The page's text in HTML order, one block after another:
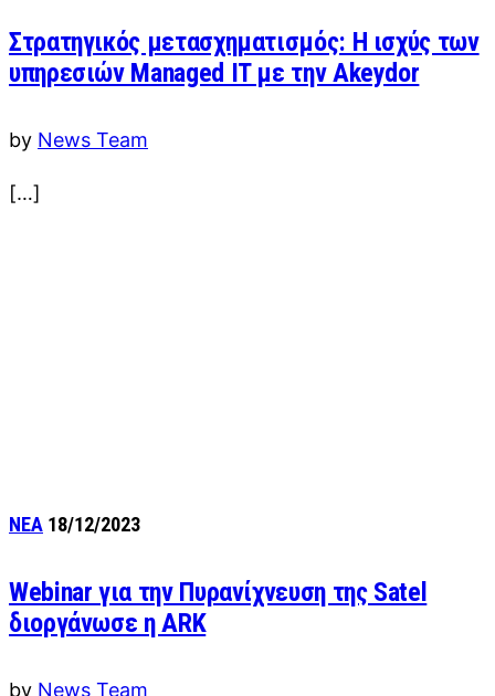
Στρατηγικός μετασχηματισμός: Η ισχύς των
υπηρεσιών Managed IT με την Akeydor
by News Team
[…]
ΝΕΑ 18/12/2023
Webinar για την Πυρανίχνευση της Satel
διοργάνωσε η ARK
by News Team